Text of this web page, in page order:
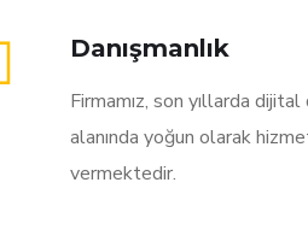
Danışmanlık
Firmamız, son yıllarda
alanında yoğun olarak
vermektedir.